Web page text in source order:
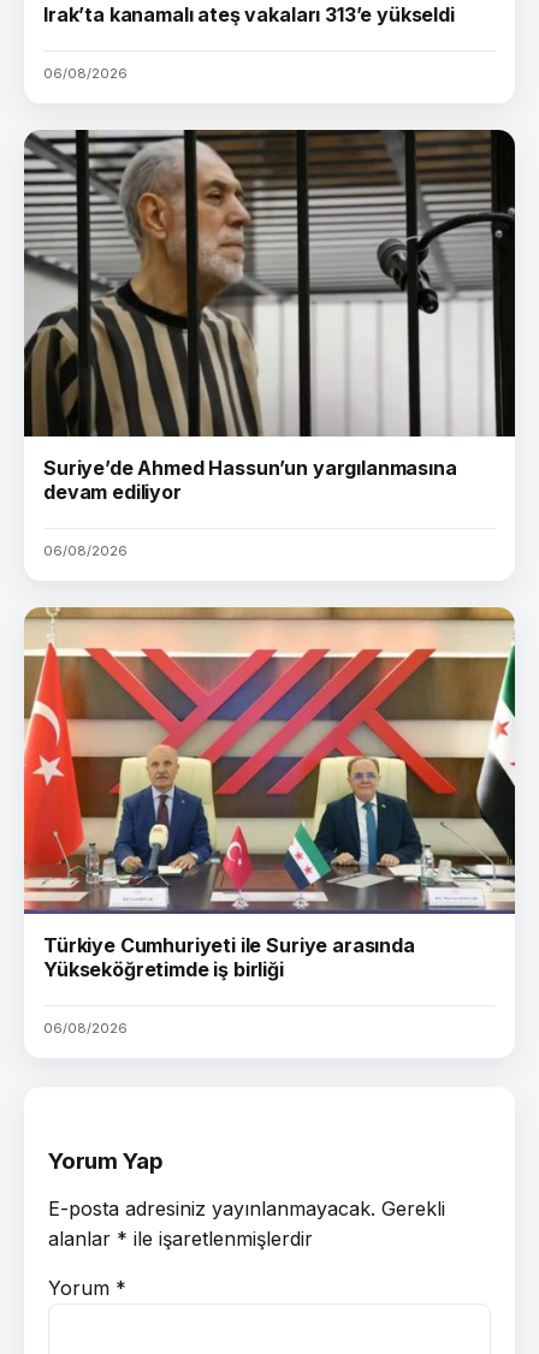
Irak’ta kanamalı ateş vakaları 313’e yükseldi
06/08/2026
Suriye’de Ahmed Hassun’un yargılanmasına
devam ediliyor
06/08/2026
Türkiye Cumhuriyeti ile Suriye arasında
Yükseköğretimde iş birliği
06/08/2026
Yorum Yap
E-posta adresiniz yayınlanmayacak. Gerekli
alanlar * ile işaretlenmişlerdir
Yorum *